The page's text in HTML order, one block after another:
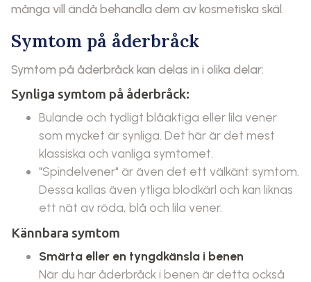
många vill ändå behandla dem av kosmetiska skäl.
Symtom på åderbråck
Symtom på åderbråck kan delas in i olika delar:
Synliga symtom på åderbråck:
Bulande och tydligt blåaktiga eller lila vener
som mycket är synliga. Det här är det mest
klassiska och vanliga symtomet.
"Spindelvener" är även det ett välkänt symtom.
Dessa kallas även ytliga blodkärl och kan liknas
ett nät av röda, blå och lila vener.
Kännbara symtom
Smärta eller en tyngdkänsla i benen
När du har åderbråck i benen är detta också